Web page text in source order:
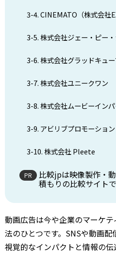
3-4. CINEMATO（株式会社
3-5. 株式会社ジェー・ピー
3-6. 株式会社グラッドキュ
3-7. 株式会社ユニークワン
3-8. 株式会社ムービーイン
3-9. アビリブプロモーション
3-10. 株式会社 Pleete
比較jpは映像製作・
積もりの比較サイト
動画広告は今や企業のマーケ
法のひとつです。SNSや動画配
視覚的なインパクトと情報の